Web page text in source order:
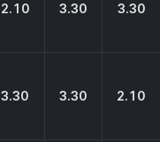
2.10 3.30 3.30
3.30 3.30 2.10